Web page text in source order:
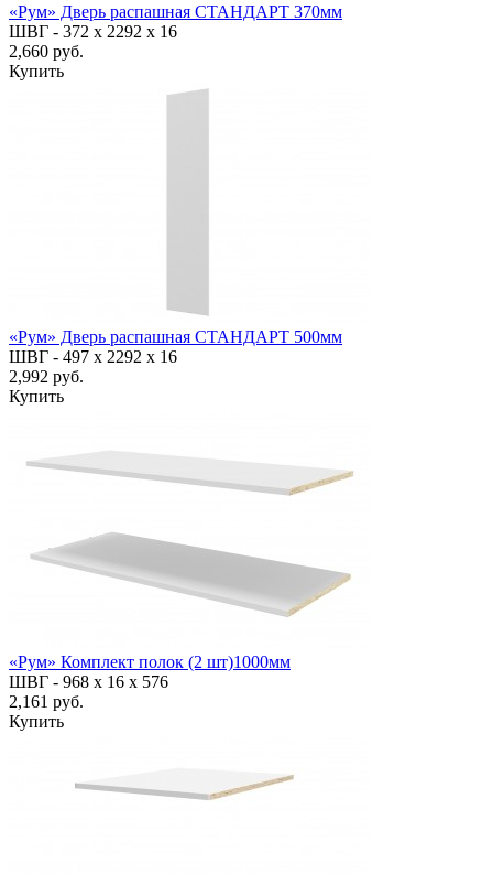
«Рум» Дверь распашная СТАНДАРТ 370мм
ШВГ - 372 х 2292 х 16
2,660 руб.
Купить
«Рум» Дверь распашная СТАНДАРТ 500мм
ШВГ - 497 х 2292 х 16
2,992 руб.
Купить
«Рум» Комплект полок (2 шт)1000мм
ШВГ - 968 х 16 х 576
2,161 руб.
Купить